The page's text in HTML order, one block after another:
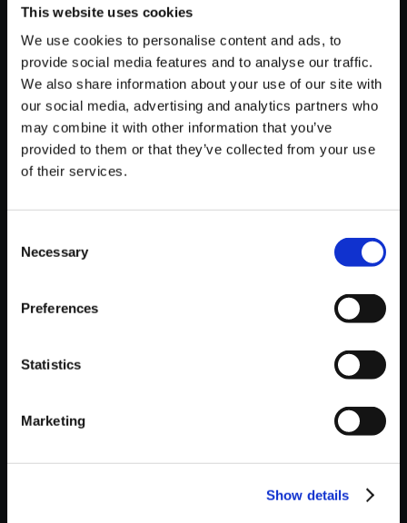
This website uses cookies
We use cookies to personalise content and ads, to
provide social media features and to analyse our traffic.
We also share information about your use of our site with
our social media, advertising and analytics partners who
may combine it with other information that you’ve
provided to them or that they’ve collected from your use
of their services.
Selection
Necessary
Preferences
Statistics
Marketing
Show details
【単曲】ロックマンエグゼ サウ
ンドBOX サイバーバトル
150円
おすすめ商品